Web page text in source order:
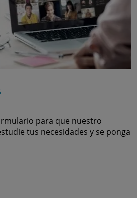
para que nuestro
tus necesidades y se ponga